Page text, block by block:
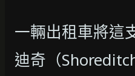
一輛出租車將這
迪奇（